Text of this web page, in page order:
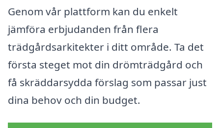
Genom vår plattform kan du enkelt
jämföra erbjudanden från flera
trädgårdsarkitekter i ditt område. Ta det
första steget mot din drömträdgård och
få skräddarsydda förslag som passar just
dina behov och din budget.